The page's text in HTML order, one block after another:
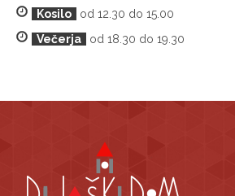
Kosilo
od 12.30 do 15.00
Večerja
od 18.30 do 19.30